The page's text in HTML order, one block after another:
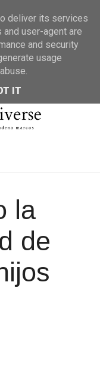
la
de
deliver its services
and user-agent are
and security
usage
IT